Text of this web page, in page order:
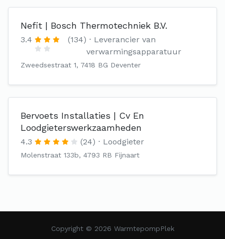
Nefit | Bosch Thermotechniek B.V.
3.4 (134)
Leverancier van
verwarmingsapparatuur
Zweedsestraat 1, 7418 BG Deventer
Bervoets Installaties | Cv En
Loodgieterswerkzaamheden‎
4.3 (24) Loodgieter
Molenstraat 133b, 4793 RB Fijnaart
Copyright © 2026 WarmtepompPlek